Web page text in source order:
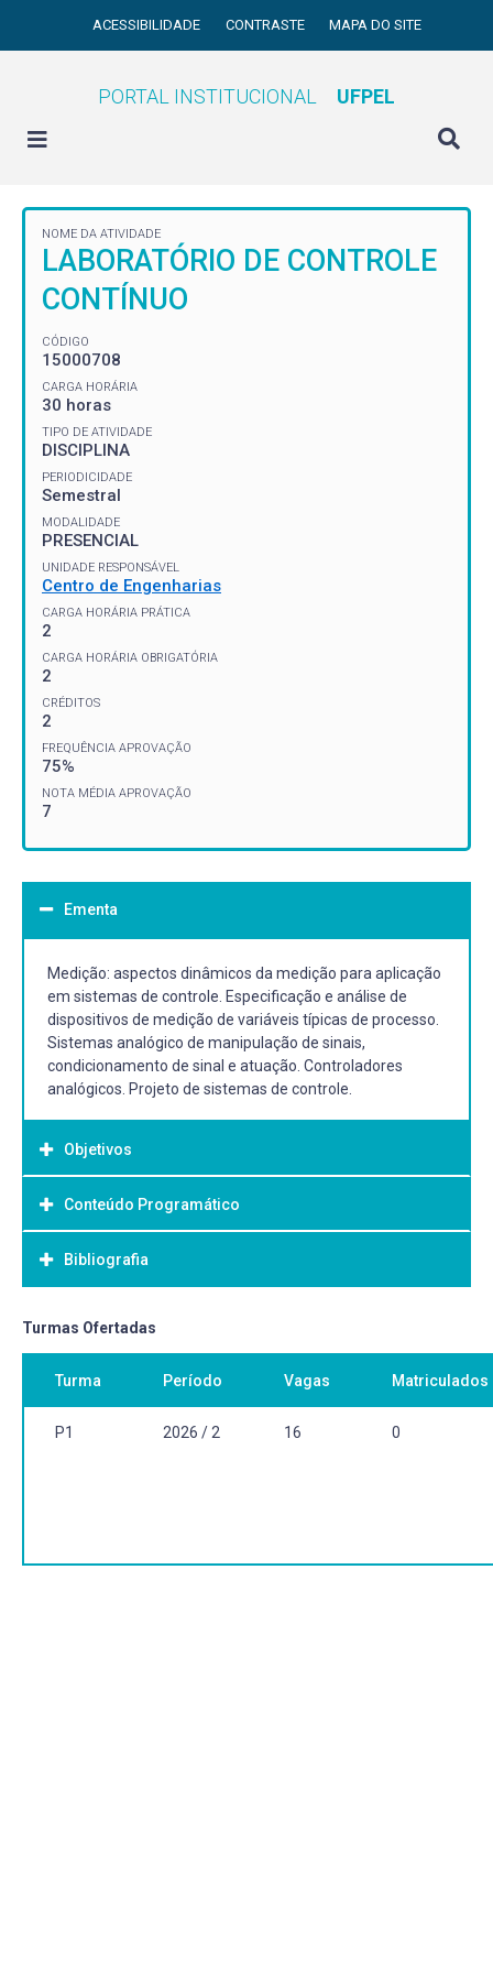
ACESSIBILIDADE CONTRASTE MAPA DO SITE
PORTAL INSTITUCIONAL UFPEL
NOME DA ATIVIDADE
LABORATÓRIO DE CONTROLE
CONTÍNUO
CÓDIGO
15000708
CARGA HORÁRIA
30 horas
TIPO DE ATIVIDADE
DISCIPLINA
PERIODICIDADE
Semestral
MODALIDADE
PRESENCIAL
UNIDADE RESPONSÁVEL
Centro de Engenharias
CARGA HORÁRIA PRÁTICA
2
CARGA HORÁRIA OBRIGATÓRIA
2
CRÉDITOS
2
FREQUÊNCIA APROVAÇÃO
75%
NOTA MÉDIA APROVAÇÃO
7
Ementa
Medição: aspectos dinâmicos da medição para aplicação
em sistemas de controle. Especificação e análise de
dispositivos de medição de variáveis típicas de processo.
Sistemas analógico de manipulação de sinais,
condicionamento de sinal e atuação. Controladores
analógicos. Projeto de sistemas de controle.
Objetivos
Objetivo Geral:
Nesta disciplina os alunos serão motivados a solucionar
problemas práticos de controle através da aplicação dos
utilizados processos físicos reais, nos quais os alunos
Conteúdo Programático
Bibliografia
Bibliografia Básica:
DORF, R. C.; BISHOP, R. H., Sistemas de controle modernos,
11ª Edição, LTC, 2009.
NISE, N. S., Engenharia de sistemas de controle, 5ª Edição,
LTC, 2009.
FRADEN, J., Handbook of modern sensors: physics,
Turmas Ofertadas
Turma Período Vagas Matriculados
P1 2026 / 2 16 0